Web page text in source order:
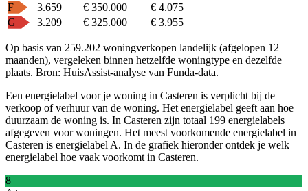
F
3.659 € 350.000
€ 4.075
G
3.209 € 325.000 € 3.955
Op basis van 259.202 woningverkopen landelijk (afgelopen 12
maanden), vergeleken binnen hetzelfde woningtype en dezelfde
plaats. Bron: HuisAssist-analyse van Funda-data.
Een energielabel voor je woning in Casteren is verplicht bij de
verkoop of verhuur van de woning. Het energielabel geeft aan hoe
duurzaam de woning is. In Casteren zijn totaal 199 energielabels
afgegeven voor woningen. Het meest voorkomende energielabel in
Casteren is energielabel A. In de grafiek hieronder ontdek je welk
energielabel hoe vaak voorkomt in Casteren.
8